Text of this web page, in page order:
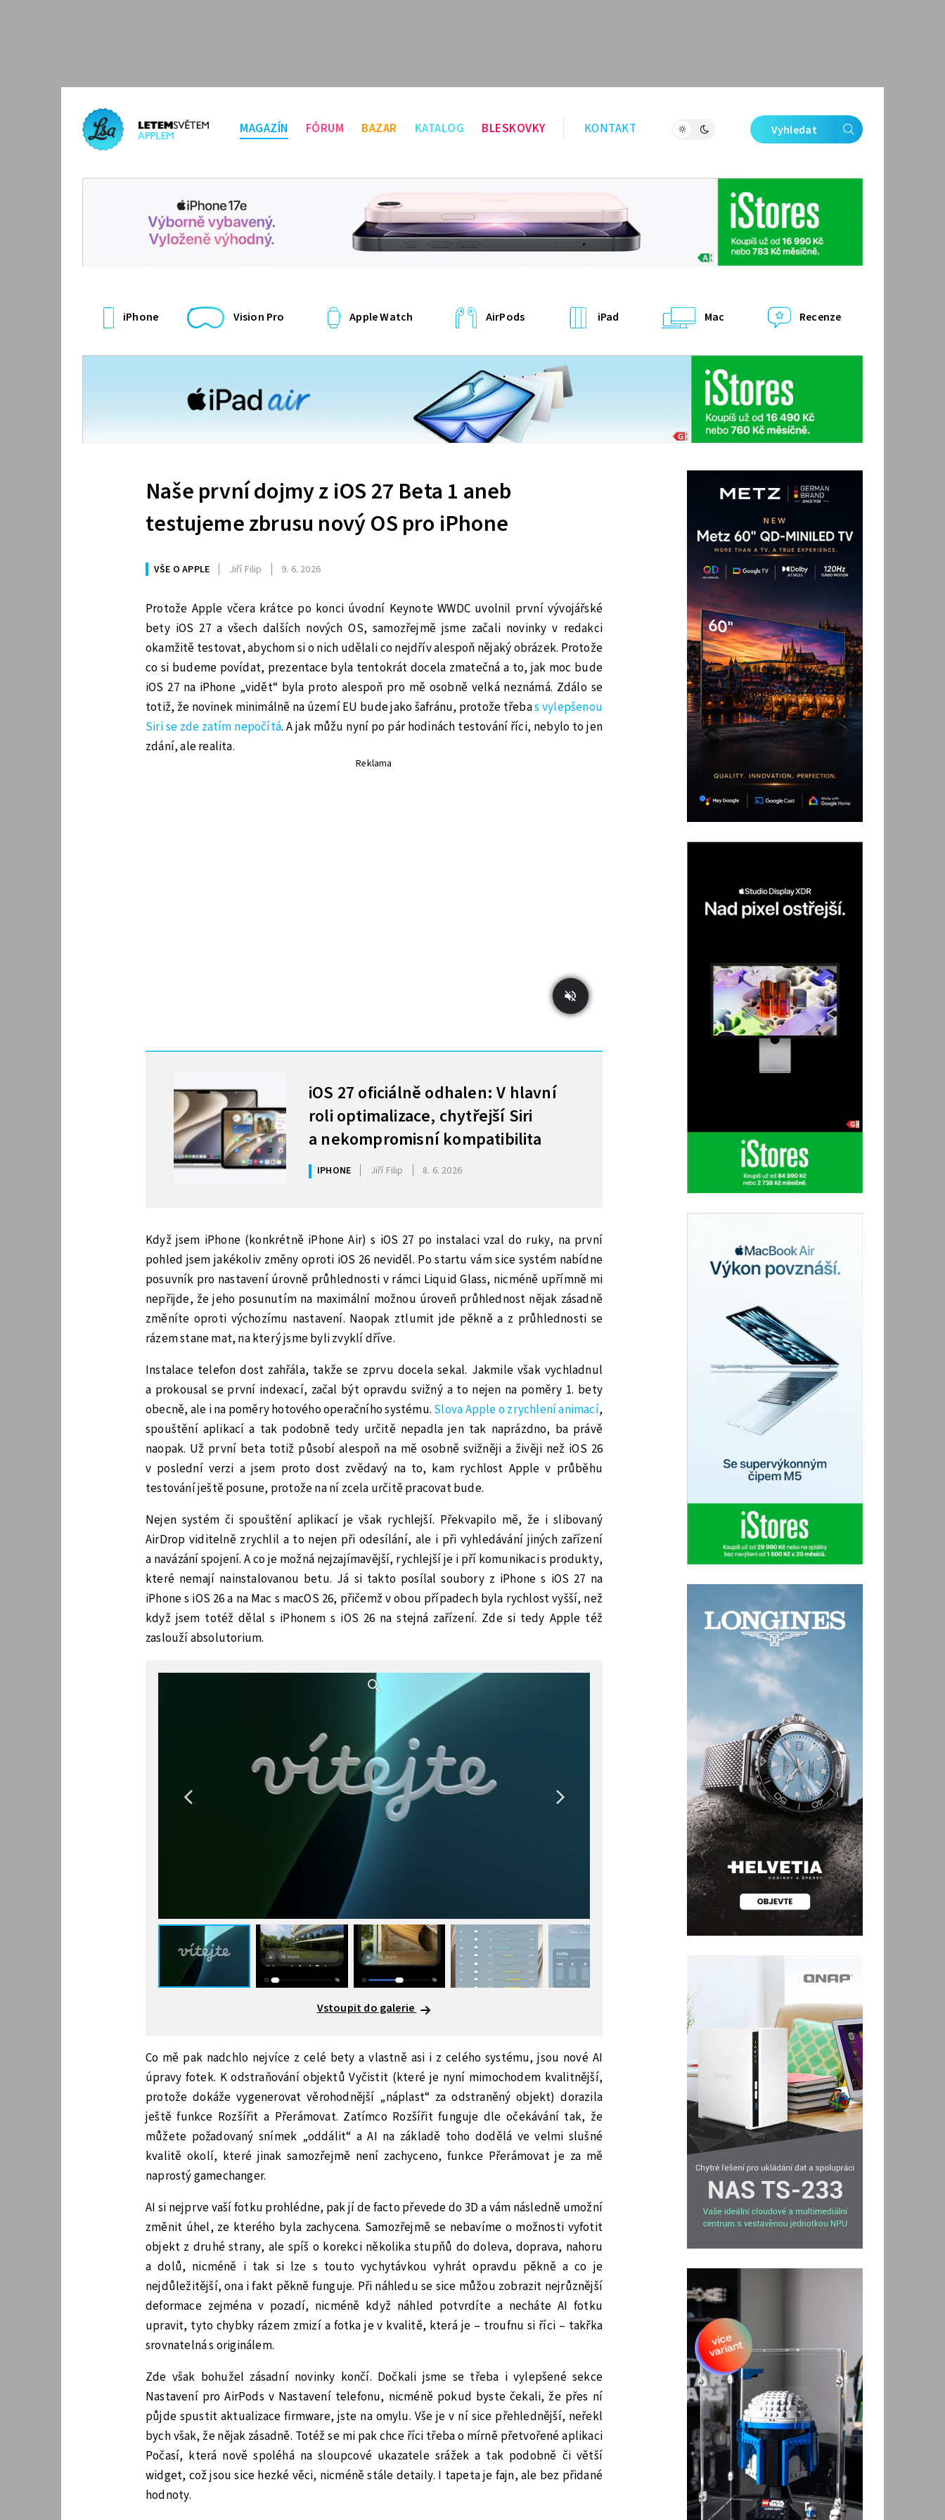
MAGAZÍN FÓRUM BAZAR KATALOG BLESKOVKY KONTAKT Vyhledat
iPhone Vision Pro Apple Watch AirPods iPad Mac Recenze
Naše první dojmy z iOS 27 Beta 1 aneb
testujeme zbrusu nový OS pro iPhone
VŠE O APPLE Jiří Filip 9. 6. 2026
Protože Apple včera krátce po konci úvodní Keynote WWDC uvolnil první vývojářské
bety iOS 27 a všech dalších nových OS, samozřejmě jsme začali novinky v redakci
okamžitě testovat, abychom si o nich udělali co nejdřív alespoň nějaký obrázek. Protože
co si budeme povídat, prezentace byla tentokrát docela zmatečná a to, jak moc bude
iOS 27 na iPhone „vidět“ byla proto alespoň pro mě osobně velká neznámá. Zdálo se
totiž, že novinek minimálně na území EU bude jako šafránu, protože třebas vylepšenou
Siri se zde zatím nepočítá. A jak můžu nyní po pár hodinách testování říci, nebylo to jen
zdání, ale realita.
Reklama
iOS 27 oficiálně odhalen: V hlavní
roli optimalizace, chytřejší Siri
a nekompromisní kompatibilita
IPHONE Jiří Filip 8. 6. 2026
Když jsem iPhone (konkrétně iPhone Air) s iOS 27 po instalaci vzal do ruky, na první
pohled jsem jakékoliv změny oproti iOS 26 neviděl. Po startu vám sice systém nabídne
posuvník pro nastavení úrovně průhlednosti v rámci Liquid Glass, nicméně upřímně mi
nepřijde, že jeho posunutím na maximální možnou úroveň průhlednost nějak zásadně
změníte oproti výchozímu nastavení. Naopak ztlumit jde pěkně a z průhlednosti se
rázem stane mat, na který jsme byli zvyklí dříve.
Instalace telefon dost zahřála, takže se zprvu docela sekal. Jakmile však vychladnul
a prokousal se první indexací, začal být opravdu svižný a to nejen na poměry 1. bety
obecně, ale i na poměry hotového operačního systému. Slova Apple o zrychlení animací,
spouštění aplikací a tak podobně tedy určitě nepadla jen tak naprázdno, ba právě
naopak. Už první beta totiž působí alespoň na mě osobně svižněji a živěji než iOS 26
v poslední verzi a jsem proto dost zvědavý na to, kam rychlost Apple v průběhu
testování ještě posune, protože na ní zcela určitě pracovat bude.
Nejen systém či spouštění aplikací je však rychlejší. Překvapilo mě, že i slibovaný
AirDrop viditelně zrychlil a to nejen při odesílání, ale i při vyhledávání jiných zařízení
a navázání spojení. A co je možná nejzajímavější, rychlejší je i pří komunikaci s produkty,
které nemají nainstalovanou betu. Já si takto posílal soubory z iPhone s iOS 27 na
iPhone s iOS 26 a na Mac s macOS 26, přičemž v obou případech byla rychlost vyšší, než
když jsem totéž dělal s iPhonem s iOS 26 na stejná zařízení. Zde si tedy Apple též
zaslouží absolutorium.
Vstoupit do galerie
Co mě pak nadchlo nejvíce z celé bety a vlastně asi i z celého systému, jsou nové AI
úpravy fotek. K odstraňování objektů Vyčistit (které je nyní mimochodem kvalitnější,
protože dokáže vygenerovat věrohodnější „náplast“ za odstraněný objekt) dorazila
ještě funkce Rozšířit a Přerámovat. Zatímco Rozšířit funguje dle očekávání tak, že
můžete požadovaný snímek „oddálit“ a AI na základě toho dodělá ve velmi slušné
kvalitě okolí, které jinak samozřejmě není zachyceno, funkce Přerámovat je za mě
naprostý gamechanger.
AI si nejprve vaší fotku prohlédne, pak jí de facto převede do 3D a vám následně umožní
změnit úhel, ze kterého byla zachycena. Samozřejmě se nebavíme o možnosti vyfotit
objekt z druhé strany, ale spíš o korekci několika stupňů do doleva, doprava, nahoru
a dolů, nicméně i tak si lze s touto vychytávkou vyhrát opravdu pěkně a co je
nejdůležitější, ona i fakt pěkně funguje. Při náhledu se sice můžou zobrazit nejrůznější
deformace zejména v pozadí, nicméně když náhled potvrdíte a necháte AI fotku
upravit, tyto chybky rázem zmizí a fotka je v kvalitě, která je – troufnu si říci – takřka
srovnatelná s originálem.
Zde však bohužel zásadní novinky končí. Dočkali jsme se třeba i vylepšené sekce
Nastavení pro AirPods v Nastavení telefonu, nicméně pokud byste čekali, že přes ní
půjde spustit aktualizace firmware, jste na omylu. Vše je v ní sice přehlednější, neřekl
bych však, že nějak zásadně. Totéž se mi pak chce říci třeba o mírně přetvořené aplikaci
Počasí, která nově spoléhá na sloupcové ukazatele srážek a tak podobně či větší
widget, což jsou sice hezké věci, nicméně stále detaily. I tapeta je fajn, ale bez přidané
hodnoty.